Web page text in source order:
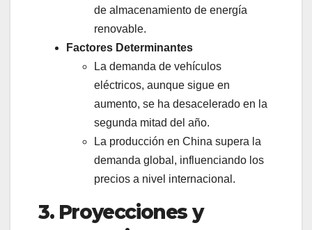
de almacenamiento de energía
renovable.
Factores Determinantes
La demanda de vehículos
eléctricos, aunque sigue en
aumento, se ha desacelerado en la
segunda mitad del año.
La producción en China supera la
demanda global, influenciando los
precios a nivel internacional.
3. Proyecciones y